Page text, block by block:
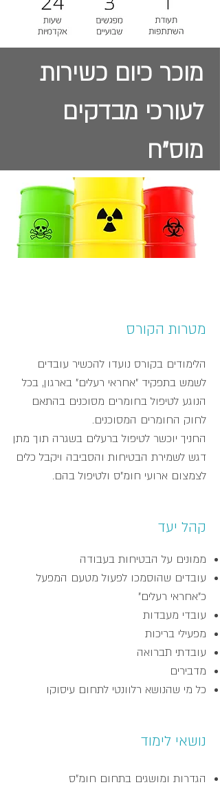
מוכר כיום כשירות
לעורכי מבדקים
מוס"ח
מטרות הקורס
הלימודים בקורס נועדו להכשיר עובדים
לשמש בתפקיד "אחראי רעלים" בארגון, בכל
הנוגע לטיפול בחומרים מסוכנים בהתאם
לחוק החומרים המסוכנים.
החניך יוכשר לטיפול ברעלים בשגרה תוך מתן
דגש לשמירת הבטיחות והסביבה ויקבל כלים
לצמצום ארועי חומ"ס ולטיפול בהם.
קהל יעד
ממונים על הבטיחות בעבודה
עובדים שהוסמכו לפעול מטעם המפעל
כ"אחראי רעלים"
עובדי מעבדות
מפעילי בריכות
עובדתי תברואה
מדבירים
כל מי שהנושא רלוונטי לתחום עיסוקו
נושאי לימוד
הגדרות ומושגים בתחום חומ"ס